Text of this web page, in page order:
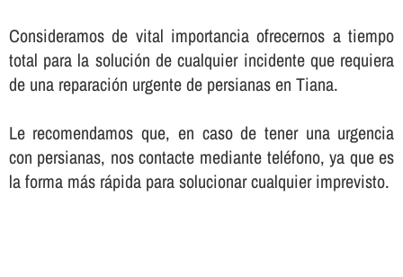
Consideramos de vital importancia ofrecernos a tiempo
total para la solución de cualquier incidente que requiera
de una reparación urgente de persianas en Tiana.
Le recomendamos que, en caso de tener una urgencia
con persianas, nos contacte mediante teléfono, ya que es
la forma más rápida para solucionar cualquier imprevisto.